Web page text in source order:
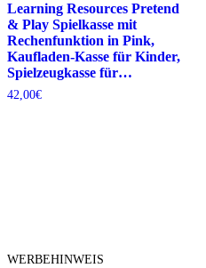
Learning Resources Pretend
& Play Spielkasse mit
Rechenfunktion in Pink,
Kaufladen-Kasse für Kinder,
Spielzeugkasse für…
42,00€
WERBEHINWEIS